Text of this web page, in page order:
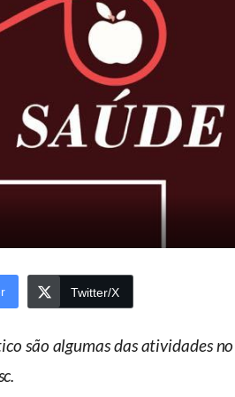
Twitter/X
são algumas das atividades no